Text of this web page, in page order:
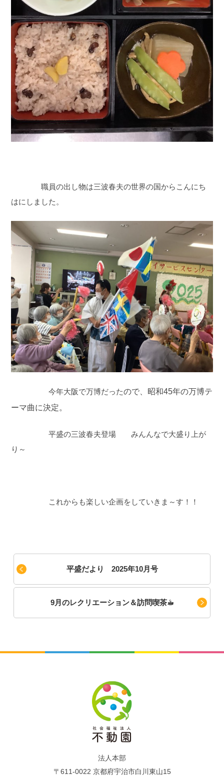
職員の出し物は三波春夫の世界の国からこんにち
はにしました。
今年大阪で万博だったので、昭和45年の万博テ
ーマ曲に決定。
平盛の三波春夫登場 みんんなで大盛り上が
り～
これからも楽しい企画をしていきま～す！！
平盛だより 2025年10月号
9月のレクリエーション＆訪問喫茶☕︎
法人本部
〒611-0022 京都府宇治市白川東山15